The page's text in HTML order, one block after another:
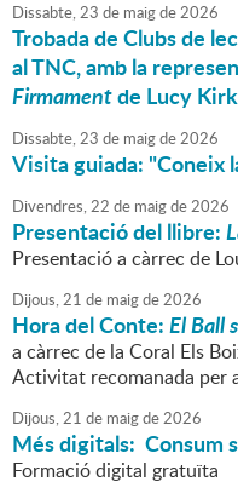
Dissabte,23 de maigde2026
Trobada de Clubs de
al TNC, amb la
Firmamentde Lucy
Dissabte,23 de maigde2026
Visita guiada: "Coneix
Divendres,22 de maigde2026
Presentació del llibre:
Presentació a càrrec de
Dijous,21 de maigde2026
Hora del Conte:El Ball
a càrrec de la Coral Els
Activitat recomanada per
Dijous,21 de maigde2026
Més digitals: Consum
Formació digital gratuïta